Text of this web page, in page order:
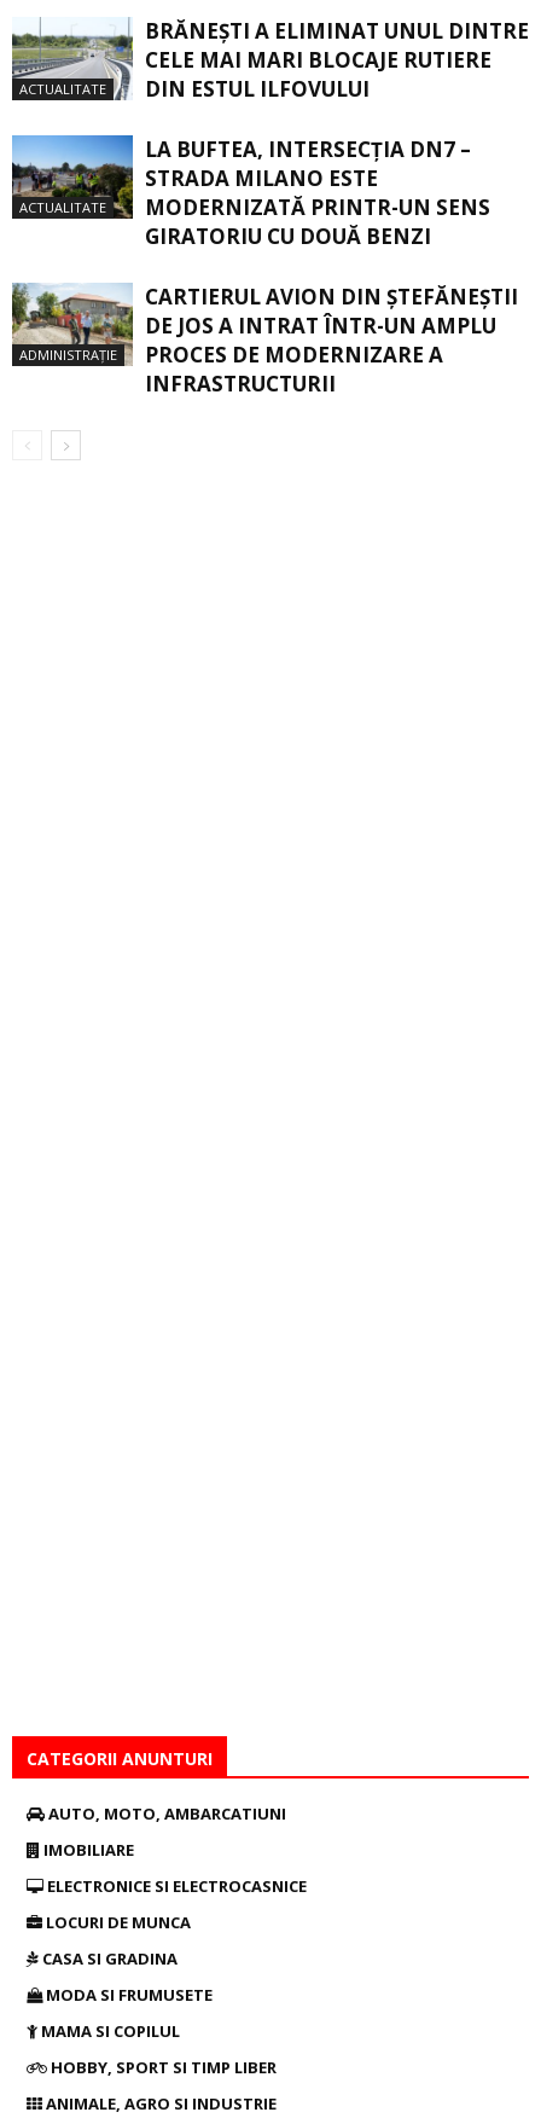
ACTUALITATE
BRĂNEȘTI A ELIMINAT UNUL DINTRE
CELE MAI MARI BLOCAJE RUTIERE
DIN ESTUL ILFOVULUI
ACTUALITATE
LA BUFTEA, INTERSECŢIA DN7 –
STRADA MILANO ESTE
MODERNIZATĂ PRINTR-UN SENS
GIRATORIU CU DOUĂ BENZI
ADMINISTRAȚIE
CARTIERUL AVION DIN ŞTEFĂNEŞTII
DE JOS A INTRAT ÎNTR-UN AMPLU
PROCES DE MODERNIZARE A
INFRASTRUCTURII
CATEGORII ANUNTURI
AUTO, MOTO, AMBARCATIUNI
IMOBILIARE
ELECTRONICE SI ELECTROCASNICE
LOCURI DE MUNCA
CASA SI GRADINA
MODA SI FRUMUSETE
MAMA SI COPILUL
HOBBY, SPORT SI TIMP LIBER
ANIMALE, AGRO SI INDUSTRIE